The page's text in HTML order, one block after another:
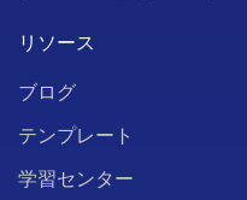
リソース
ブログ
テンプレート
学習センター